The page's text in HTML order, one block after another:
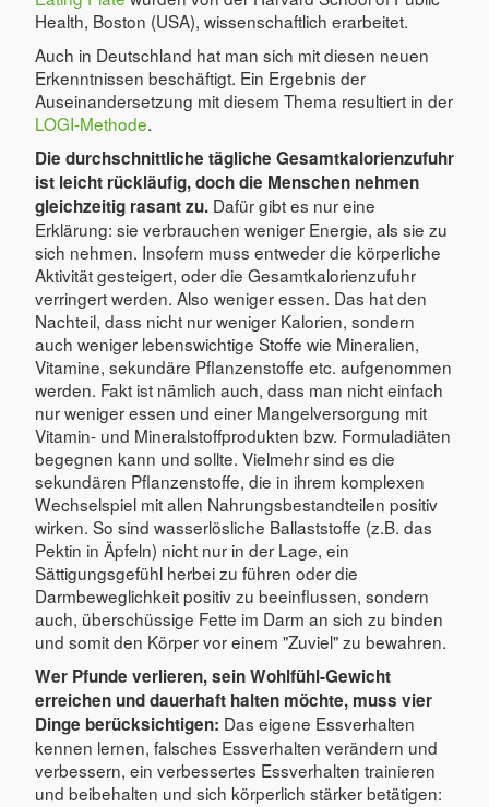
Health, Boston (USA), wissenschaftlich erarbeitet.
Auch in Deutschland hat man sich mit diesen neuen
Erkenntnissen beschäftigt. Ein Ergebnis der
Auseinandersetzung mit diesem Thema resultiert in der
LOGI-Methode.
Die durchschnittliche tägliche Gesamtkalorienzufuhr
ist leicht rückläufig, doch die Menschen nehmen
gleichzeitig rasant zu. Dafür gibt es nur eine
Erklärung: sie verbrauchen weniger Energie, als sie zu
sich nehmen. Insofern muss entweder die körperliche
Aktivität gesteigert, oder die Gesamtkalorienzufuhr
verringert werden. Also weniger essen. Das hat den
Nachteil, dass nicht nur weniger Kalorien, sondern
auch weniger lebenswichtige Stoffe wie Mineralien,
Vitamine, sekundäre Pflanzenstoffe etc. aufgenommen
werden. Fakt ist nämlich auch, dass man nicht einfach
nur weniger essen und einer Mangelversorgung mit
Vitamin- und Mineralstoffprodukten bzw. Formuladiäten
begegnen kann und sollte. Vielmehr sind es die
sekundären Pflanzenstoffe, die in ihrem komplexen
Wechselspiel mit allen Nahrungsbestandteilen positiv
wirken. So sind wasserlösliche Ballaststoffe (z.B. das
Pektin in Äpfeln) nicht nur in der Lage, ein
Sättigungsgefühl herbei zu führen oder die
Darmbeweglichkeit positiv zu beeinflussen, sondern
auch, überschüssige Fette im Darm an sich zu binden
und somit den Körper vor einem "Zuviel" zu bewahren.
Wer Pfunde verlieren, sein Wohlfühl-Gewicht
erreichen und dauerhaft halten möchte, muss vier
Dinge berücksichtigen: Das eigene Essverhalten
kennen lernen, falsches Essverhalten verändern und
verbessern, ein verbessertes Essverhalten trainieren
und beibehalten und sich körperlich stärker betätigen: